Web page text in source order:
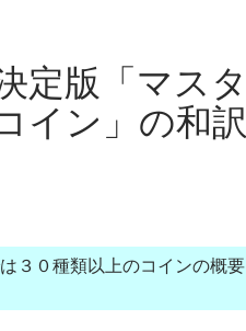
定版「マスタ
イン」の和訳
３０種類以上のコインの概要